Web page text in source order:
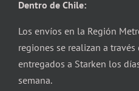
Dentro de Chile:
Los envíos en la Región
regiones se realizan a
entregados a Starken los
semana.